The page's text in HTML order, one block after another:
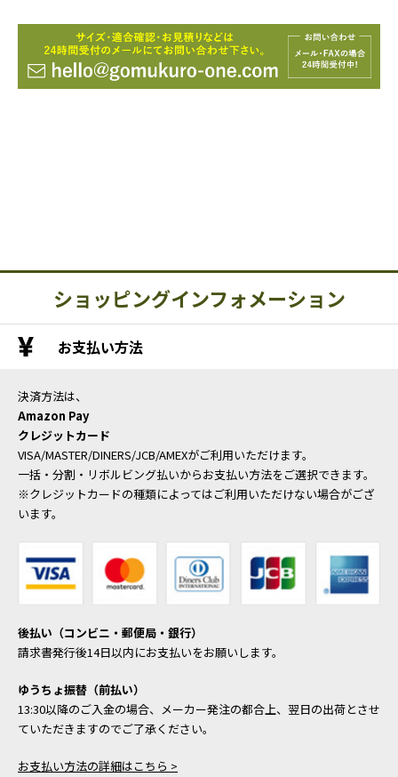
ショッピングインフォメーション
お支払い方法
決済方法は、
Amazon Pay
クレジットカード
VISA/MASTER/DINERS/JCB/AMEXがご利用いただけます。
一括・分割・リボルビング払いからお支払い方法をご選択できます。
※クレジットカードの種類によってはご利用いただけない場合がござ
います。
後払い（コンビニ・郵便局・銀行）
請求書発行後14日以内にお支払いをお願いします。
ゆうちょ振替（前払い）
13:30以降のご入金の場合、メーカー発注の都合上、翌日の出荷とさせ
ていただきますのでご了承ください。
お支払い方法の詳細はこちら >